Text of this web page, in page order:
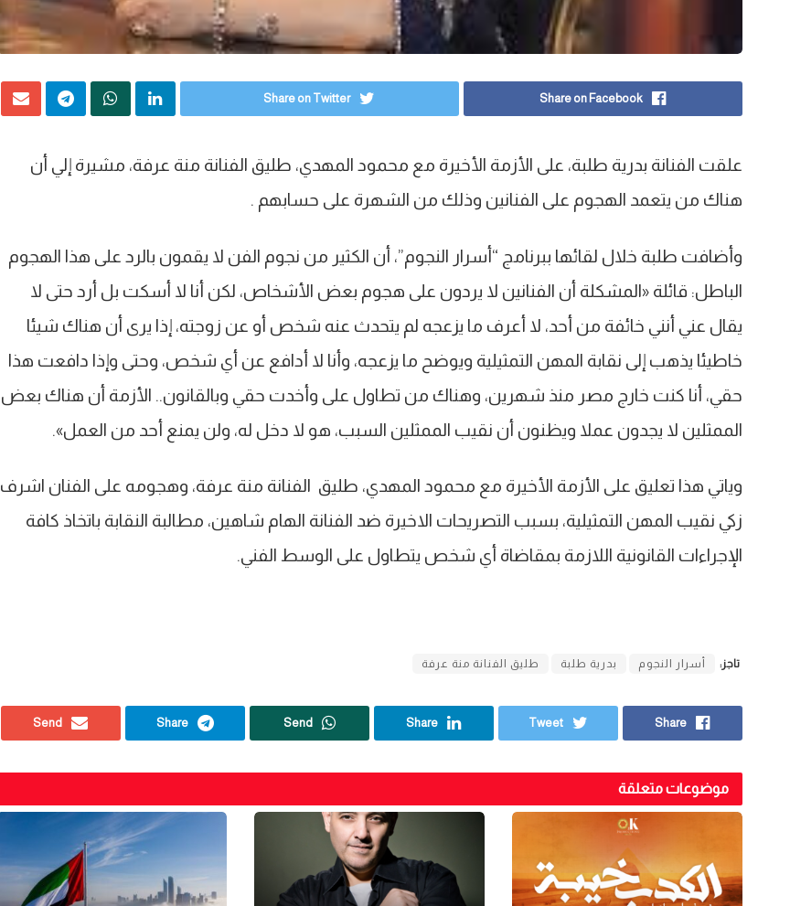
Share on Facebook
Share on Twitter
علقت الفنانة بدرية طلبة، على الأزمة الأخيرة مع محمود المهدي، طليق الفنانة منة عرفة، مشيرة إلي أن
هناك من يتعمد الهجوم على الفنانين وذلك من الشهرة على حسابهم .
وأضافت طلبة خلال لقائها ببرنامج “أسرار النجوم”، أن الكثير من نجوم الفن لا يقمون بالرد على هذا الهجوم
الباطل: قائلة «المشكلة أن الفنانين لا يردون على هجوم بعض الأشخاص، لكن أنا لا أسكت بل أرد حتى لا
يقال عني أنني خائفة من أحد، لا أعرف ما يزعجه لم يتحدث عنه شخص أو عن زوجته، إذا يرى أن هناك شيئا
خاطيئا يذهب إلى نقابة المهن التمثيلية ويوضح ما يزعجه، وأنا لا أدافع عن أي شخص، وحتى وإذا دافعت هذا
حقي، أنا كنت خارج مصر منذ شهرين، وهناك من تطاول على وأخدت حقي وبالقانون.. الأزمة أن هناك بعض
الممثلين لا يجدون عملا ويظنون أن نقيب الممثلين السبب، هو لا دخل له، ولن يمنع أحد من العمل».
وياتي هذا تعليق على الأزمة الأخيرة مع محمود المهدي، طليق الفنانة منة عرفة، وهجومه على الفنان اشرف
زكي نقيب المهن التمثيلية، بسبب التصريحات الاخيرة ضد الفنانة الهام شاهين، مطالبة النقابة باتخاذ كافة
الإجراءات القانونية اللازمة بمقاضاة أي شخص يتطاول على الوسط الفني.
تاجز: أسرار النجوم بدرية طلبة طليق الفنانة منة عرفة
Share
Tweet
Share
Send
Share
Send
موضوعات متعلقة